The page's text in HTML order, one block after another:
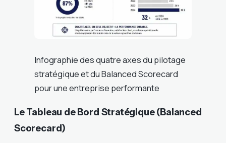
Infographie des quatre axes du pilotage
stratégique et du Balanced Scorecard
pour une entreprise performante
Le Tableau de Bord Stratégique (Balanced
Scorecard)